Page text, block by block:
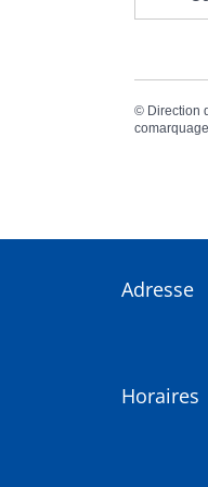
© Direction
Adresse
Horaires